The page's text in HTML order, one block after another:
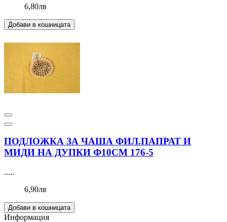
6,80лв
Добави в кошницата
ПОДЛОЖКА ЗА ЧАША ФИЛ.ПАПРАТ И
МИДИ НА ДУПКИ Ф10СМ 176-5
.....
6,90лв
Добави в кошницата
Информация